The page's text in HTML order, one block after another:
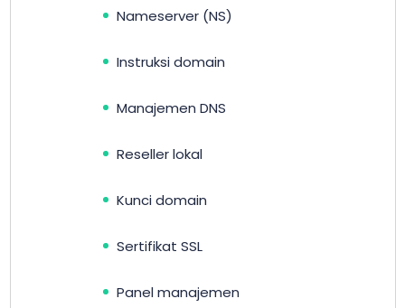
Nameserver (NS)
Instruksi domain
Manajemen DNS
Reseller lokal
Kunci domain
Sertifikat SSL
Panel manajemen